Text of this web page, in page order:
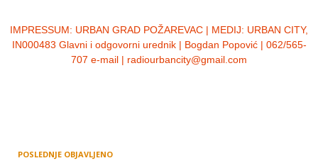
IMPRESSUM: URBAN GRAD POŽAREVAC | MEDIJ: URBAN CITY,
IN000483 Glavni i odgovorni urednik | Bogdan Popović | 062/565-
707 e-mail | radiourbancity@gmail.com
POSLEDNJE OBJAVLJENO